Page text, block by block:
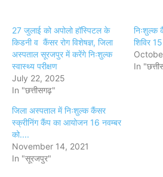
27 जुलाई को अपोलो हॉस्पिटल के
किडनी व कैंसर रोग विशेषज्ञ, जिला
अस्पताल सूरजपुर में करेंगे निःशुल्क
स्वास्थ्य परीक्षण
July 22, 2025
In "छत्तीसगढ़"
निःशुल्क
शिविर
In
जिला अस्पताल में निःशुल्क कैंसर
स्क्रीनिंग कैंप का आयोजन 16 नवम्बर
को....
November 14, 2021
In "सूरजपुर"